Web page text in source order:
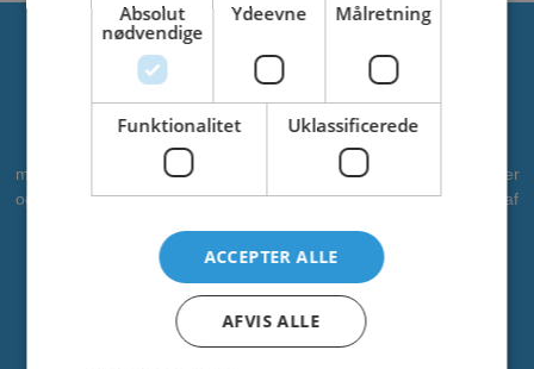
Om os
CADO er en professionel leverandør af vandleg, legepladser og
meget mere. Vi har leveret vandleg til kommuner, zoologiske haver
og campingpladser. Vi ønsker at bidrage som partner i alle faser af
vandlegeplads.
Alle fakta om CADO er tilgængelige
Adresse
Absolut
nødvendige
Ydeevne Målretning
Funktionalitet Uklassificerede
ACCEPTER ALLE
AFVIS ALLE